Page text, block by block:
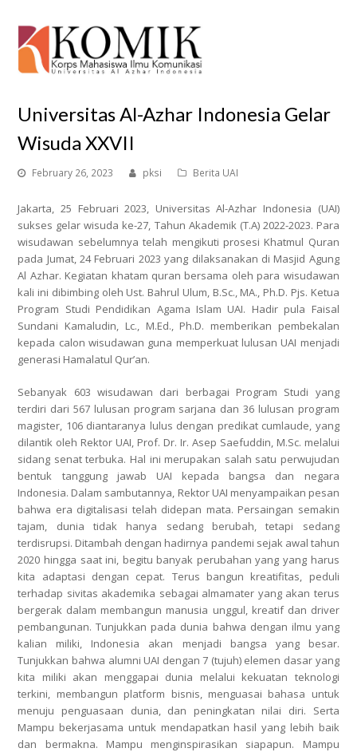
Universitas Al-Azhar Indonesia Gelar
Wisuda XXVII
February 26, 2023 pksi Berita UAI
Jakarta, 25 Februari 2023, Universitas Al-Azhar Indonesia (UAI)
sukses gelar wisuda ke-27, Tahun Akademik (T.A) 2022-2023. Para
wisudawan sebelumnya telah mengikuti prosesi Khatmul Quran
pada Jumat, 24 Februari 2023 yang dilaksanakan di Masjid Agung
Al Azhar. Kegiatan khatam quran bersama oleh para wisudawan
kali ini dibimbing oleh Ust. Bahrul Ulum, B.Sc., MA., Ph.D. Pjs. Ketua
Program Studi Pendidikan Agama Islam UAI. Hadir pula Faisal
Sundani Kamaludin, Lc., M.Ed., Ph.D. memberikan pembekalan
kepada calon wisudawan guna memperkuat lulusan UAI menjadi
generasi Hamalatul Qur’an.
Sebanyak 603 wisudawan dari berbagai Program Studi yang
terdiri dari 567 lulusan program sarjana dan 36 lulusan program
magister, 106 diantaranya lulus dengan predikat cumlaude, yang
dilantik oleh Rektor UAI, Prof. Dr. Ir. Asep Saefuddin, M.Sc. melalui
sidang senat terbuka. Hal ini merupakan salah satu perwujudan
bentuk tanggung jawab UAI kepada bangsa dan negara
Indonesia. Dalam sambutannya, Rektor UAI menyampaikan pesan
bahwa era digitalisasi telah didepan mata. Persaingan semakin
tajam, dunia tidak hanya sedang berubah, tetapi sedang
terdisrupsi. Ditambah dengan hadirnya pandemi sejak awal tahun
2020 hingga saat ini, begitu banyak perubahan yang yang harus
kita adaptasi dengan cepat. Terus bangun kreatifitas, peduli
terhadap sivitas akademika sebagai almamater yang akan terus
bergerak dalam membangun manusia unggul, kreatif dan driver
pembangunan. Tunjukkan pada dunia bahwa dengan ilmu yang
kalian miliki, Indonesia akan menjadi bangsa yang besar.
Tunjukkan bahwa alumni UAI dengan 7 (tujuh) elemen dasar yang
kita miliki akan menggapai dunia melalui kekuatan teknologi
terkini, membangun platform bisnis, menguasai bahasa untuk
menuju penguasaan dunia, dan peningkatan nilai diri. Serta
Mampu bekerjasama untuk mendapatkan hasil yang lebih baik
dan bermakna. Mampu menginspirasikan siapapun. Mampu